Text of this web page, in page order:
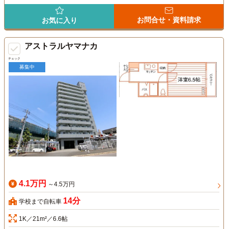
お気に入り お問合せ・資料請求
チェック
アストラルヤマナカ
募集中
4.1万円 ～4.5万円
学校まで自転車 14分
1K／21m²／6.6帖